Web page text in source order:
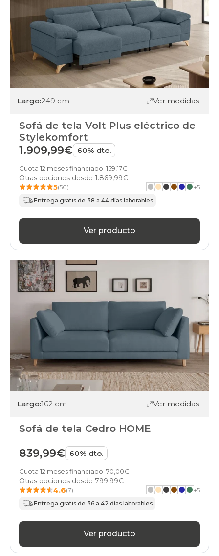
Largo:249 cm Ver medidas
Sofá de tela Volt Plus eléctrico de
Stylekomfort
1.909,99€ 60% dto.
Cuota 12 meses financiado: 159,17€
Otras opciones desde 1.869,99€
5(50) +5
Entrega gratis de 38 a 44 días laborables
Ver producto
Largo:162 cm Ver medidas
Sofá de tela Cedro HOME
839,99€ 60% dto.
Cuota 12 meses financiado: 70,00€
Otras opciones desde 799,99€
4.6(7) +5
Entrega gratis de 36 a 42 días laborables
Ver producto